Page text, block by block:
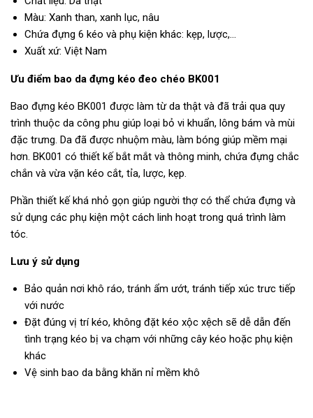
Màu: Xanh than, xanh lục, nâu
Chứa đựng 6 kéo và phụ kiện khác: kẹp, lược,…
Xuất xứ: Việt Nam
Ưu điểm bao da đựng kéo đeo chéo BK001
Bao đựng kéo BK001 được làm từ da thật và đã trải qua quy
trình thuộc da công phu giúp loại bỏ vi khuẩn, lông bám và mùi
đặc trưng. Da đã được nhuộm màu, làm bóng giúp mềm mại
hơn. BK001 có thiết kế bắt mắt và thông minh, chứa đựng chắc
chắn và vừa vặn kéo cắt, tỉa, lược, kẹp.
Phần thiết kế khá nhỏ gọn giúp người thợ có thể chứa đựng và
sử dụng các phụ kiện một cách linh hoạt trong quá trình làm
tóc.
Lưu ý sử dụng
Bảo quản nơi khô ráo, tránh ẩm ướt, tránh tiếp xúc trưc tiếp
với nước
Đặt đúng vị trí kéo, không đặt kéo xộc xệch sẽ dễ dẫn đến
tình trạng kéo bị va chạm với những cây kéo hoặc phụ kiện
khác
Vệ sinh bao da bằng khăn nỉ mềm khô